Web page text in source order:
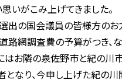
いがこみ上げてきました。
の国会議員の皆様方のお
網調査費の予算がつき、
お隣の泉佐野市と紀の川
となり、今申し上げた紀の